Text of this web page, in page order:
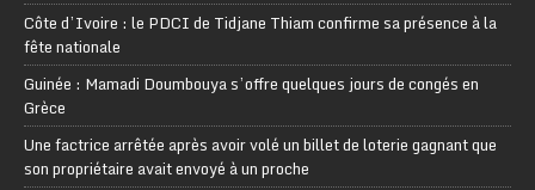
Côte d’Ivoire : le PDCI de Tidjane Thiam confirme sa présence à la
fête nationale
Guinée : Mamadi Doumbouya s’offre quelques jours de congés en
Grèce
Une factrice arrêtée après avoir volé un billet de loterie gagnant que
son propriétaire avait envoyé à un proche